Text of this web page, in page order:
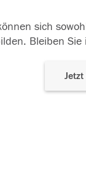
sich
Bleiben